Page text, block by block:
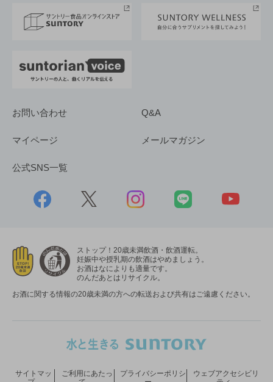
採用情報
お問い合わせ Q&A
マイページ メールマガジン
公式SNS一覧
ストップ！20歳未満飲酒・飲酒運転。
妊娠中や授乳期の飲酒はやめましょう。
お酒はなによりも適量です。
のんだあとはリサイクル。
お酒に関する情報の20歳未満の方への転送および共有はご遠慮ください。
サイトマッ
ご利用にあたっ
プライバシーポリシ
ウェブアクセシビリ